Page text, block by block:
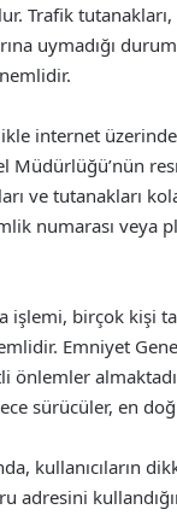
Trafik
uymadığı
internet
Müdürlüğü’nün
ve tutanakları
numarası veya
işlemi, birçok kişi
Emniyet
önlemler
sürücüler, en
kullanıcıların
adresini